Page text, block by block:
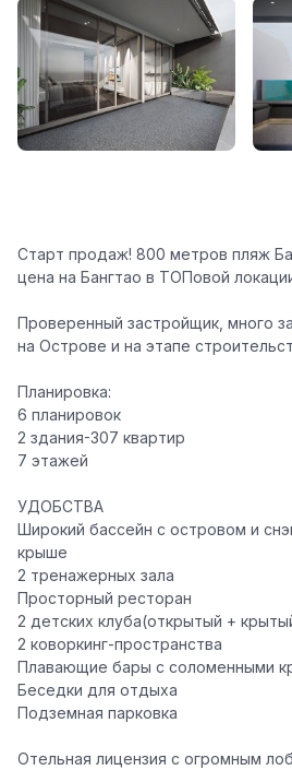
Старт продаж! 800 метров пляж
цена на Бангтао в ТОПовой
Проверенный застройщик, много
на Острове и на этапе
Планировка:
6 планировок
2 здания-307 квартир
7 этажей
УДОБСТВА
Широкий бассейн с островом и
крыше
2 тренажерных зала
Просторный ресторан
2 детских клуба(открытый +
2 коворкинг-пространства
Плавающие бары с соломенными
Беседки для отдыха
Подземная парковка
Отельная лицензия с огромным